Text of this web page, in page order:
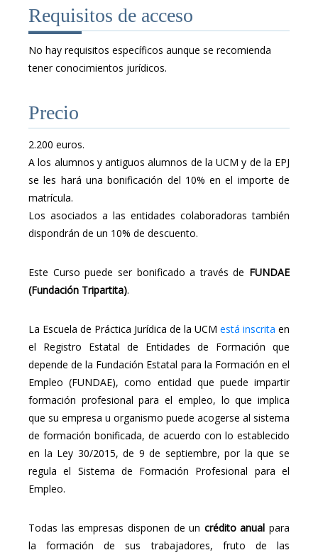
Requisitos de acceso
No hay requisitos específicos aunque se recomienda
tener conocimientos jurídicos.
Precio
2.200 euros.
A los alumnos y antiguos alumnos de la UCM y de la EPJ
se les hará una bonificación del 10% en el importe de
matrícula.
Los asociados a las entidades colaboradoras también
dispondrán de un 10% de descuento.
Este Curso puede ser bonificado a través de FUNDAE
(Fundación Tripartita).
La Escuela de Práctica Jurídica de la UCM está inscrita en
el Registro Estatal de Entidades de Formación que
depende de la Fundación Estatal para la Formación en el
Empleo (FUNDAE), como entidad que puede impartir
formación profesional para el empleo, lo que implica
que su empresa u organismo puede acogerse al sistema
de formación bonificada, de acuerdo con lo establecido
en la Ley 30/2015, de 9 de septiembre, por la que se
regula el Sistema de Formación Profesional para el
Empleo.
Todas las empresas disponen de un crédito anual para
la formación de sus trabajadores, fruto de las